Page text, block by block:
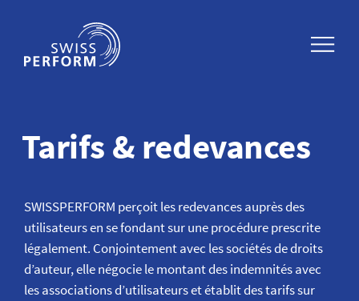
Tarifs & redevances
SWISSPERFORM perçoit les redevances auprès des
utilisateurs en se fondant sur une procédure prescrite
légalement. Conjointement avec les sociétés de droits
d’auteur, elle négocie le montant des indemnités avec
les associations d’utilisateurs et établit des tarifs sur
Qui sommes-nous ?
Equipe
Rapports annuels SWISSPERFORM
Rapports RP SWISSPERFORM
Jobs @SWISSPERFORM
Notre histoire
Calendrier
Tarifs
Fonds culturels et sociaux
Service & Downloads
myswissperform
Adresses
Documents à télécharger
Respect ©opyright!
Music Business
Discographie
Changement d’adresse
DE